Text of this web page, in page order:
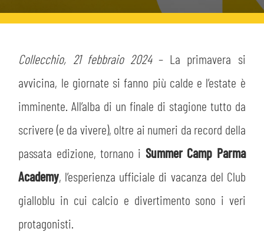
BIGLIETTI
INFO BIGLIETTI
INFORMAZIONI ACCREDITI
TRASFERTE
TICKET GIFT CARD
SHOP
ESPORTS
IL CLUB
ORGANIGRAMMA
STORIA
FLASH NEWS
STADIO TARDINI
Collecchio, 21 febbraio 2024– La primavera si
avvicina, le giornate si fanno più calde e l’estate è
imminente. All’alba di un finale di stagione tutto da
scrivere (e da vivere), oltre ai numeri da record della
passata edizione, tornano i Summer Camp Parma
Academy, l’esperienza ufficiale di vacanza del Club
gialloblu in cui calcio e divertimento sono i veri
protagonisti.